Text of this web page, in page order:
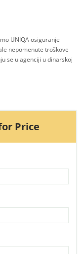
UNIQA osiguranje
nepomenute troškove
se u agenciji u dinarskoj
Price